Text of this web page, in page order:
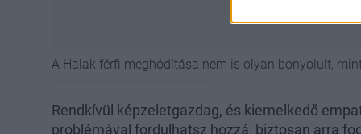
A Halak férfi meghódítása nem is olyan bonyolult,
Rendkívül képzeletgazdag, és kiemelkedő
problémával fordulhatsz hozzá, biztosan arra